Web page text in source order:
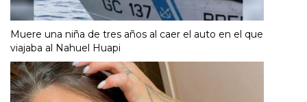
Muere una niña de tres años al caer el auto en el que
viajaba al Nahuel Huapi